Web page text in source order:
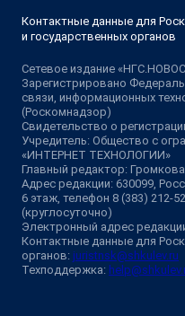
Контактные данные для
и государственных органов
Сетевое издание
Зарегистрировано
связи, информационных
(Роскомнадзор)
Свидетельство о
Учредитель: Общество с
«ИНТЕРНЕТ ТЕХНОЛОГИИ»
Главный редактор:
Адрес редакции: 630099,
6 этаж, телефон 8 (383) 212-
(круглосуточно)
Электронный адрес
Контактные данные для
органов: juristnsk@shkulev.ru
Техподдержка: